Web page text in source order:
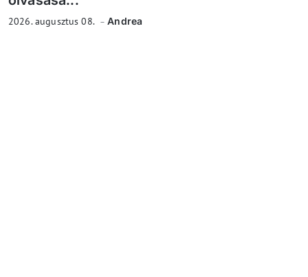
2026. augusztus 08. Andrea